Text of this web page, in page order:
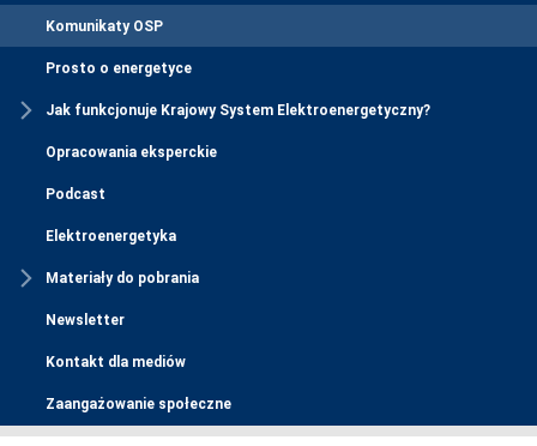
Komunikaty OSP
Prosto o energetyce
Jak funkcjonuje Krajowy System Elektroenergetyczny?
Opracowania eksperckie
Podcast
Elektroenergetyka
Materiały do pobrania
Newsletter
Kontakt dla mediów
Zaangażowanie społeczne